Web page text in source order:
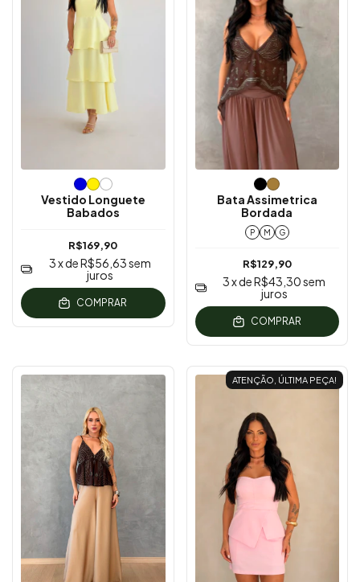
Vestido Longuete
Babados
R$169,90
3x deR$56,63sem
juros
COMPRAR
Bata Assimetrica
Bordada
P M G
R$129,90
3x deR$43,30sem
juros
COMPRAR
ATENÇÃO, ÚLTIMA PEÇA!